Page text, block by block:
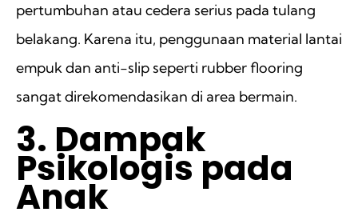
pertumbuhan atau cedera serius pada tulang
belakang. Karena itu, penggunaan material lantai
empuk dan anti-slip seperti rubber flooring
sangat direkomendasikan di area bermain.
3. Dampak
Psikologis pada
Anak